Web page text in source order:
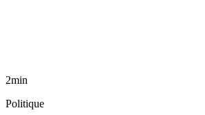
2min
Politique